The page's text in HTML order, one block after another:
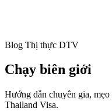
Blog Thị thực DTV
Chạy biên giới
Hướng dẫn chuyên gia,
Thailand Visa.